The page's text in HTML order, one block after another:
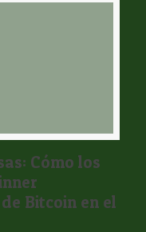
Cómo los
Bitcoin en el